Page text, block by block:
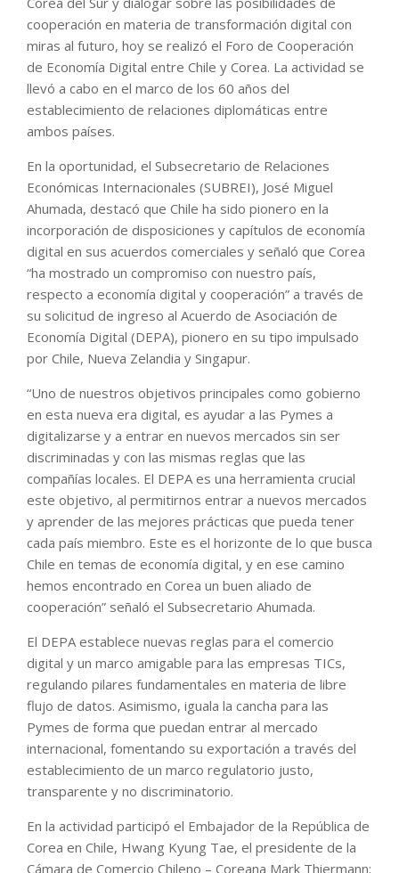
cooperación en materia de transformación digital con
miras al futuro, hoy se realizó el Foro de Cooperación
de Economía Digital entre Chile y Corea. La actividad se
llevó a cabo en el marco de los 60 años del
establecimiento de relaciones diplomáticas entre
ambos países.
En la oportunidad, el Subsecretario de Relaciones
Económicas Internacionales (SUBREI), José Miguel
Ahumada, destacó que Chile ha sido pionero en la
incorporación de disposiciones y capítulos de economía
digital en sus acuerdos comerciales y señaló que Corea
“ha mostrado un compromiso con nuestro país,
respecto a economía digital y cooperación” a través de
su solicitud de ingreso al Acuerdo de Asociación de
Economía Digital (DEPA), pionero en su tipo impulsado
por Chile, Nueva Zelandia y Singapur.
“Uno de nuestros objetivos principales como gobierno
en esta nueva era digital, es ayudar a las Pymes a
digitalizarse y a entrar en nuevos mercados sin ser
discriminadas y con las mismas reglas que las
compañías locales. El DEPA es una herramienta crucial
este objetivo, al permitirnos entrar a nuevos mercados
y aprender de las mejores prácticas que pueda tener
cada país miembro. Este es el horizonte de lo que busca
Chile en temas de economía digital, y en ese camino
hemos encontrado en Corea un buen aliado de
cooperación” señaló el Subsecretario Ahumada.
El DEPA establece nuevas reglas para el comercio
digital y un marco amigable para las empresas TICs,
regulando pilares fundamentales en materia de libre
flujo de datos. Asimismo, iguala la cancha para las
Pymes de forma que puedan entrar al mercado
internacional, fomentando su exportación a través del
establecimiento de un marco regulatorio justo,
transparente y no discriminatorio.
En la actividad participó el Embajador de la República de
Corea en Chile, Hwang Kyung Tae, el presidente de la
Cámara de Comercio Chileno – Coreana Mark Thiermann;